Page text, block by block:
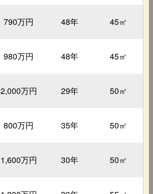
790万円 48年 45㎡
980万円 48年 45㎡
2,000万円 29年 50㎡
800万円 35年 50㎡
1,600万円 30年 50㎡